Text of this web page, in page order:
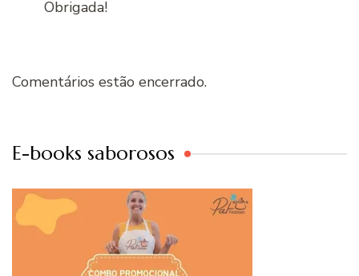
Obrigada!
Comentários estão encerrado.
E-books saborosos